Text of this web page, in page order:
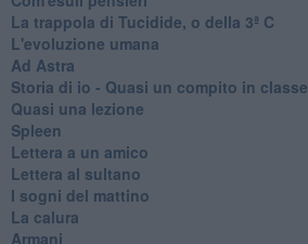
La trappola di Tucidide, o della 3ª C
L'evoluzione umana
Ad Astra
Storia di io - Quasi un compito in classe
Quasi una lezione
Spleen
Lettera a un amico
Lettera al sultano
I sogni del mattino
La calura
Armani